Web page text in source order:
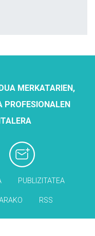
MERKATARIEN,
PROFESIONALEN
PUBLIZITATEA
RSS